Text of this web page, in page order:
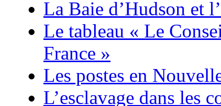
La Baie d’Hudson et
Le tableau « Le
France »
Les postes en
L’esclavage dans les